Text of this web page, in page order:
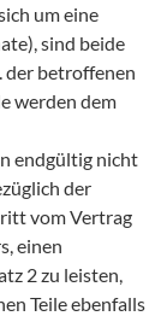
um eine
sind beide
der betroffenen
werden dem
endgültig nicht
der
vom Vertrag
einen
2 zu leisten,
Teile ebenfalls